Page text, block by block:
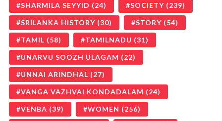
SHARMILA SEYYID (24) SOCIETY (239)
SRILANKA HISTORY (30) STORY (54)
TAMIL (58) TAMILNADU (31)
UNARVU SOOZH ULAGAM (22)
UNNAI ARINDHAL (27)
VANGA VAZHVAI KONDADALAM (24)
VENBA (39) WOMEN (256)